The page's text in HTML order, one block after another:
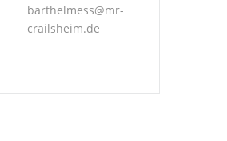
barthelmess@mr-
crailsheim.de